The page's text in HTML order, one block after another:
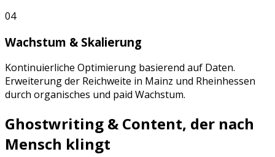
04
Wachstum & Skalierung
Kontinuierliche Optimierung basierend auf Daten.
Erweiterung der Reichweite in Mainz und Rheinhessen
durch organisches und paid Wachstum.
Ghostwriting & Content, der nach
Mensch klingt